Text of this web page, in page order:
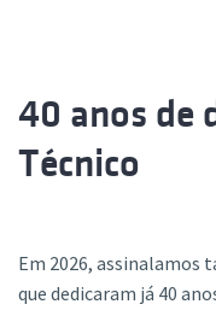
40 anos de
Técnico
Em 2026, assinalamos
que dedicaram já 40